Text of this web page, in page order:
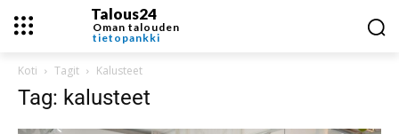
Talous24
Oman talouden
tietopankki
Koti Tagit Kalusteet
Tag: kalusteet